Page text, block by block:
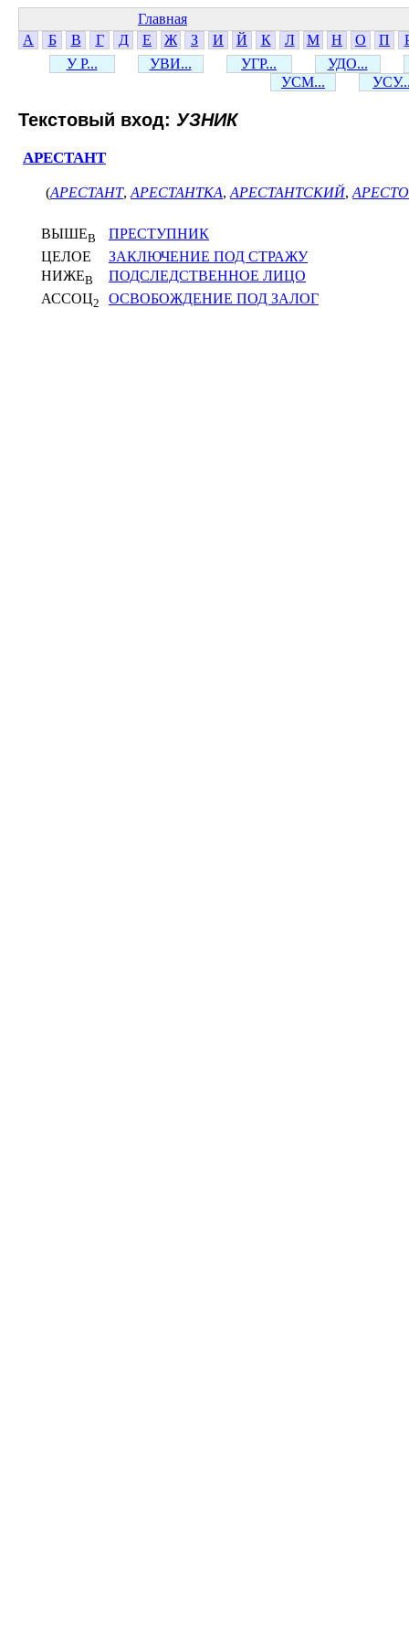
Главная
А
Б В Г Д Е Ж З И Й К Л М Н О П
У Р...
УВИ... УГР...
УДО...
УСМ...
Текстовый вход: УЗНИК
АРЕСТАНТ
(АРЕСТАНТ, АРЕСТАНТКА, АРЕСТАНТСКИЙ,
ВЫШЕВ
ПРЕСТУПНИК
ЦЕЛОЕ
ЗАКЛЮЧЕНИЕ ПОД СТРАЖУ
НИЖЕВ
ПОДСЛЕДСТВЕННОЕ ЛИЦО
АССОЦ2 ОСВОБОЖДЕНИЕ ПОД ЗАЛОГ